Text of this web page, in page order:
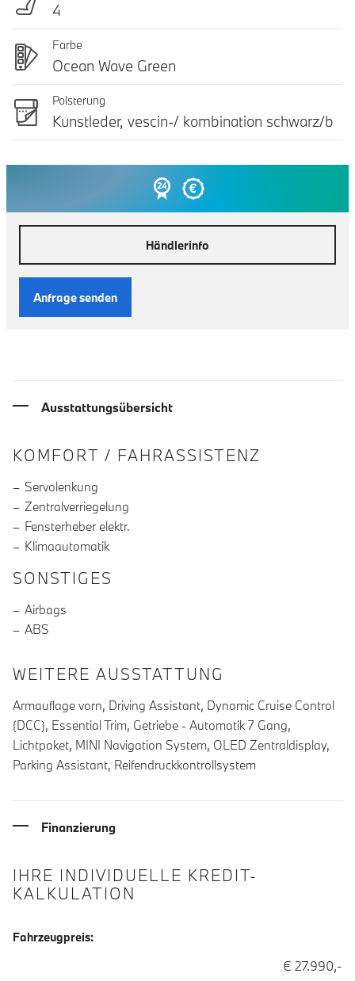
4
Farbe
Ocean Wave Green
Polsterung
Kunstleder, vescin-/ kombination schwarz/b
Händlerinfo
Anfrage senden
Ausstattungsübersicht
INFORMATIONEN ÜBER DIE
KOMFORT / FAHRASSISTENZ
Servolenkung
Zentralverriegelung
Fensterheber elektr.
Klimaautomatik
SONSTIGES
Airbags
ABS
WEITERE AUSSTATTUNG
Armauflage vorn, Driving Assistant, Dynamic Cruise Control
(DCC), Essential Trim, Getriebe - Automatik 7 Gang,
Lichtpaket, MINI Navigation System, OLED Zentraldisplay,
Parking Assistant, Reifendruckkontrollsystem
Finanzierung
IHRE INDIVIDUELLE KREDIT-
KALKULATION
Fahrzeugpreis:
€ 27.990,-